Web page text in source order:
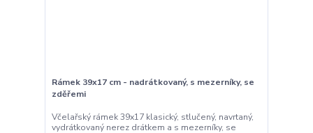
Rámek 39x17 cm - nadrátkovaný, s mezerníky, se
zděřemi
Včelařský rámek 39x17 klasický, stlučený, navrtaný,
vydrátkovaný nerez drátkem a s mezerníky, se